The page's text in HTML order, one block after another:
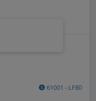
61001 - LF80